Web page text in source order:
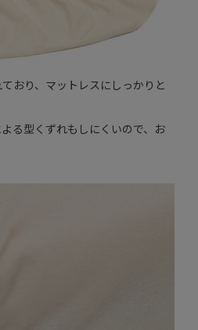
おり、マットレスにしっかりと
る型くずれもしにくいので、お